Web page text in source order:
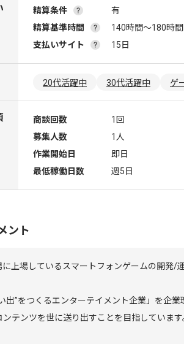
精算条件
有
精算基準時間
140時間〜180時間
支払いサイト
15日
20代活躍中 30代活躍中 ゲ
商談回数
1回
募集人数
1人
作業開始日
即日
最低稼働日数
週5日
ント
に上場しているスマートフォンゲームの開発/
出”をつくるエンターテイメント企業」を企
テンツを世に送り出すことを目指しています